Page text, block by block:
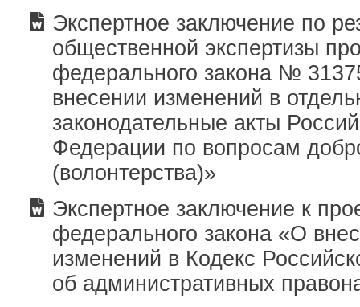
Экспертное заключение по
общественной экспертизы
федерального закона №
внесении изменений в
законодательные акты
Федерации по вопросам
(волонтерства)»
Экспертное заключение к
федерального закона «О
изменений в Кодекс
об административных